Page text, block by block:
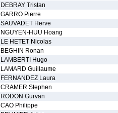
DEBRAY Tristan
GARRO Pierre
SAUVADET Herve
NGUYEN-HUU Hoang
LE HETET Nicolas
BEGHIN Ronan
LAMBERTI Hugo
LAMARD Guillaume
FERNANDEZ Laura
CRAMER Stephen
RODON Gurvan
CAO Philippe